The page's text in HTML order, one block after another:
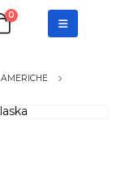
0
AMERICHE